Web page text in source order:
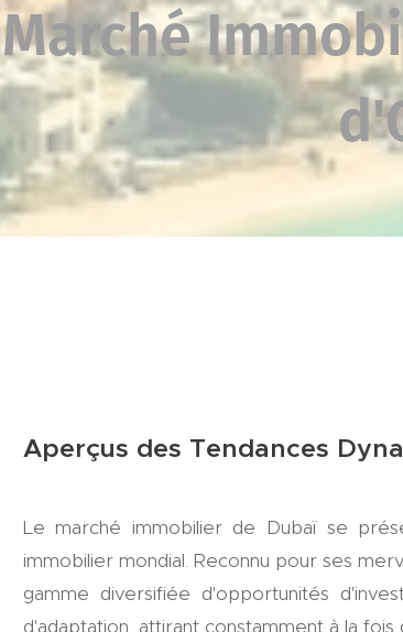
Marché
Aperçus des Tendances
Le marché immobilier de Dubaï se
immobilier mondial. Reconnu pour ses
gamme diversifiée d'opportunités
d'adaptation, attirant constamment à la